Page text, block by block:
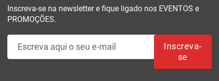
Inscreva-se na newsletter e fique ligado nos EVENTOS e
PROMOÇÕES.
Inscreva-
se